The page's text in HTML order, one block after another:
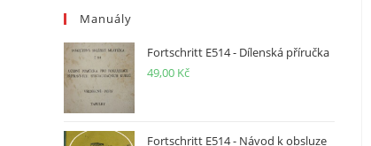
Manuály
Fortschritt E514 - Dílenská příručka
49,00 Kč
Fortschritt E514 - Návod k obsluze